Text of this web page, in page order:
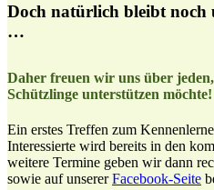
Doch natürlich bleibt noch
…
Daher freuen wir uns über
Schützlinge unterstützen möchte!
Ein erstes Treffen zum
Interessierte wird bereits in den
weitere Termine geben wir dann
sowie auf unsererFacebook-Seite